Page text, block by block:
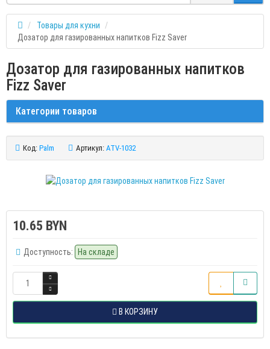
Товары для кухни
Дозатор для газированных напитков Fizz Saver
Дозатор для газированных напитков
Fizz Saver
Категории товаров
Код: Palm Артикул: ATV-1032
10.65 BYN
Доступность: На складе
В КОРЗИНУ